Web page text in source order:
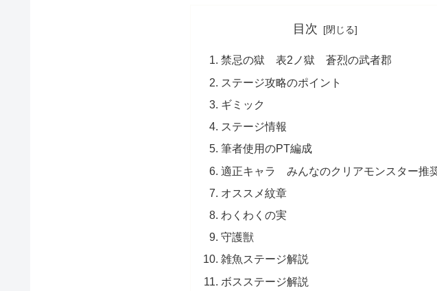
目次
禁忌の獄 表2ノ獄 蒼烈の武者郡
ステージ攻略のポイント
ギミック
ステージ情報
筆者使用のPT編成
適正キャラ みんなのクリアモンスター推
オススメ紋章
わくわくの実
守護獣
雑魚ステージ解説
ボスステージ解説